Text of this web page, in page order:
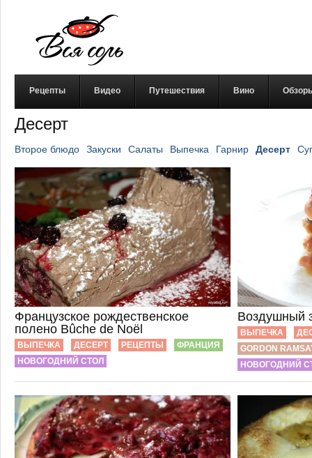
Рецепты Видео Путешествия Вино
Десерт
Второе блюдо Закуски Салаты Выпечка Гарнир Десерт
Французское рождественское
полено Bûche de Noël
ВЫПЕЧКА ДЕСЕРТ РЕЦЕПТЫ
ФРАНЦИЯ
НОВОГОДНИЙ СТОЛ
Воздушный
ВЫПЕЧКА
GORDON
НОВОГОДНИЙ